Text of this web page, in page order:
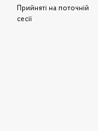
Прийняті на поточній
сесії